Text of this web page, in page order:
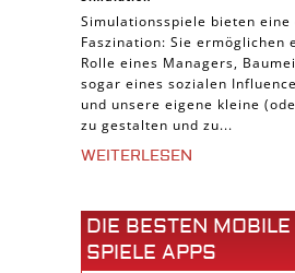
Simulationsspiele bieten
Faszination: Sie ermöglichen
Rolle eines Managers,
sogar eines sozialen
und unsere eigene kleine
zu gestalten und zu...
WEITERLESEN
DIE BESTEN
SPIELE APPS